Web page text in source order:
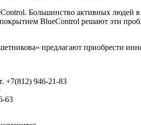
Большинство активных людей
BlueControl решают эти
предлагают приобрести
+7(812) 946-21-83
63